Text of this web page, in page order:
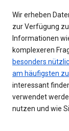
Wir erheben
zur Verfügung
Informationen
komplexeren
besonders
am häufigsten
interessant
verwendet
nutzen und wie